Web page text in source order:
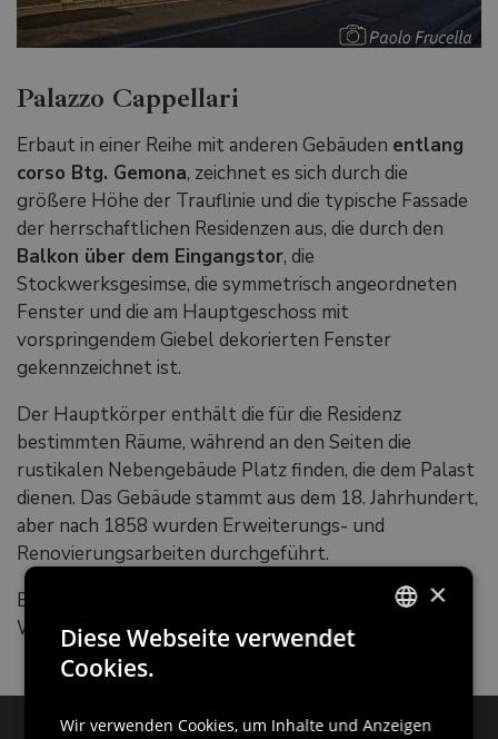
Palazzo Cappellari
Erbaut in einer Reihe mit anderen Gebäuden entlang
corso Btg. Gemona, zeichnet es sich durch die
größere Höhe der Trauflinie und die typische Fassade
der herrschaftlichen Residenzen aus, die durch den
Balkon über dem Eingangstor, die
Stockwerksgesimse, die symmetrisch angeordneten
Fenster und die am Hauptgeschoss mit
vorspringendem Giebel dekorierten Fenster
gekennzeichnet ist.
Der Hauptkörper enthält die für die Residenz
bestimmten Räume, während an den Seiten die
rustikalen Nebengebäude Platz finden, die dem Palast
dienen. Das Gebäude stammt aus dem 18. Jahrhundert,
aber nach 1858 wurden Erweiterungs- und
Renovierungsarbeiten durchgeführt.
Es wurde kürzlich restauriert und wird zu
Wohnzwecken genutzt.
GERMAN
×
Diese Webseite verwendet
Cookies.
Wir verwenden Cookies, um Inhalte und Anzeigen